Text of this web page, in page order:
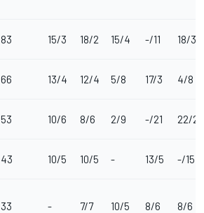
83 15/3 18/2 15/4 -/11 18/3
66 13/4 12/4 5/8 17/3 4/8
53 10/6 8/6 2/9 -/21 22/2
43 10/5 10/5 - 13/5 -/15
33 - 7/7 10/5 8/6 8/6